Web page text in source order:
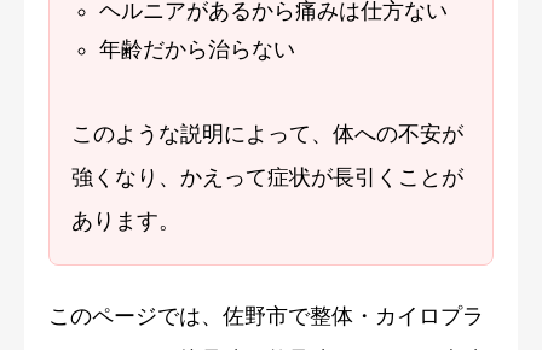
ヘルニアがあるから痛みは仕方ない
年齢だから治らない
このような説明によって、体への不安が
強くなり、かえって症状が長引くことが
あります。
このページでは、佐野市で整体・カイロプラ